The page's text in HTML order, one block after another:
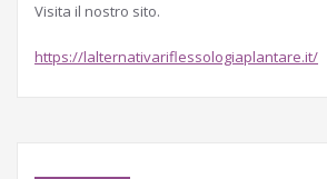
Visita il nostro sito.
https://lalternativariflessologiaplantare.it/